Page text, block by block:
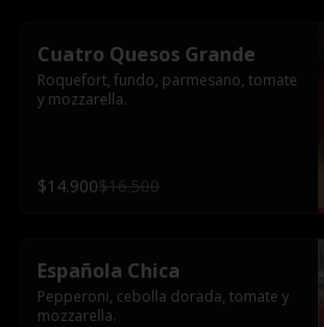
Cuatro Quesos Grande
Roquefort, fundo, parmesano, tomate
y mozzarella.
$14.900$16.500
Española Chica
Pepperoni, cebolla dorada, tomate y
mozzarella.